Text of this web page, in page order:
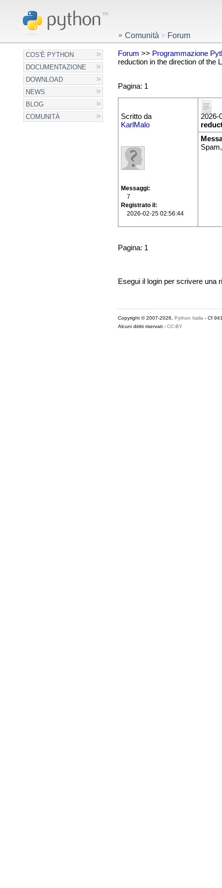
COS'È PYTHON
DOCUMENTAZIONE
DOWNLOAD
NEWS
BLOG
COMUNITÀ
Comunità > Forum
Forum >> Programmazione
reduction in the direction of the
Pagina: 1
Scritto da
KarlMalo
Messaggi
7
Registrato il
2026-02-25 02:56:44
2026-
Pagina: 1
Esegui il login per scrivere una
Copyright © 2007-2026, Python Italia- Cf
Alcuni diritti riservati - CC-BY